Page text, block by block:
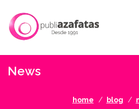
News
home blog